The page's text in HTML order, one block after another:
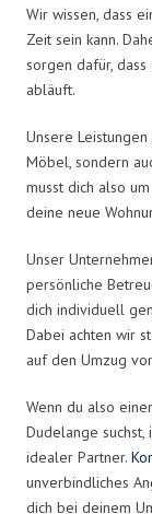
Wir wissen, dass
Zeit sein kann.
sorgen dafür,
abläuft.
Unsere
Möbel, sondern
musst dich also
deine neue
Unser
persönliche
dich individuell
Dabei achten wir
auf den Umzug
Wenn du also
Dudelange
idealer Partner.
unverbindliches
dich bei deinem